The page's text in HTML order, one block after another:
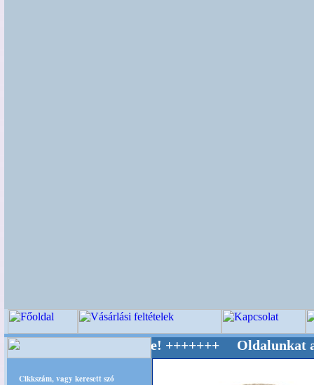
Cikkszám, vagy keresett szó
Világ Mestere! +++++++ Oldalunkat